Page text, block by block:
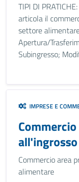
TIPI DI
articola il
settore
Apertura/
Subingresso;
IMPRESE E
Commercio area
alimentare